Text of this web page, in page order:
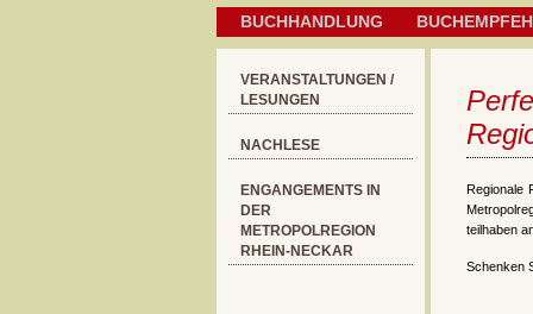
BUCHHANDLUNG
VERANSTALTUNGEN /
LESUNGEN
NACHLESE
ENGANGEMENTS IN
DER
METROPOLREGION
RHEIN-NECKAR
Regionale
teilhaben
Schenken